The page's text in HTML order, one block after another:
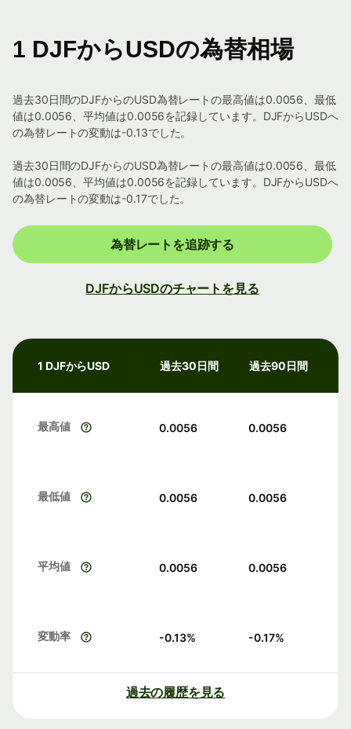
1 DJFからUSDの為替相場
過去30日間のDJFからのUSD為替レートの最高値は0.0056、最低
値は0.0056、平均値は0.0056を記録しています。DJFからUSDへ
の為替レートの変動は-0.13でした。
過去30日間のDJFからのUSD為替レートの最高値は0.0056、最低
値は0.0056、平均値は0.0056を記録しています。DJFからUSDへ
の為替レートの変動は-0.17でした。
為替レートを追跡する
DJFからUSDのチャートを見る
1 DJFからUSD 過去30日間 過去90日間
最高値 0.0056 0.0056
最低値 0.0056 0.0056
平均値 0.0056 0.0056
変動率 -0.13% -0.17%
過去の履歴を見る